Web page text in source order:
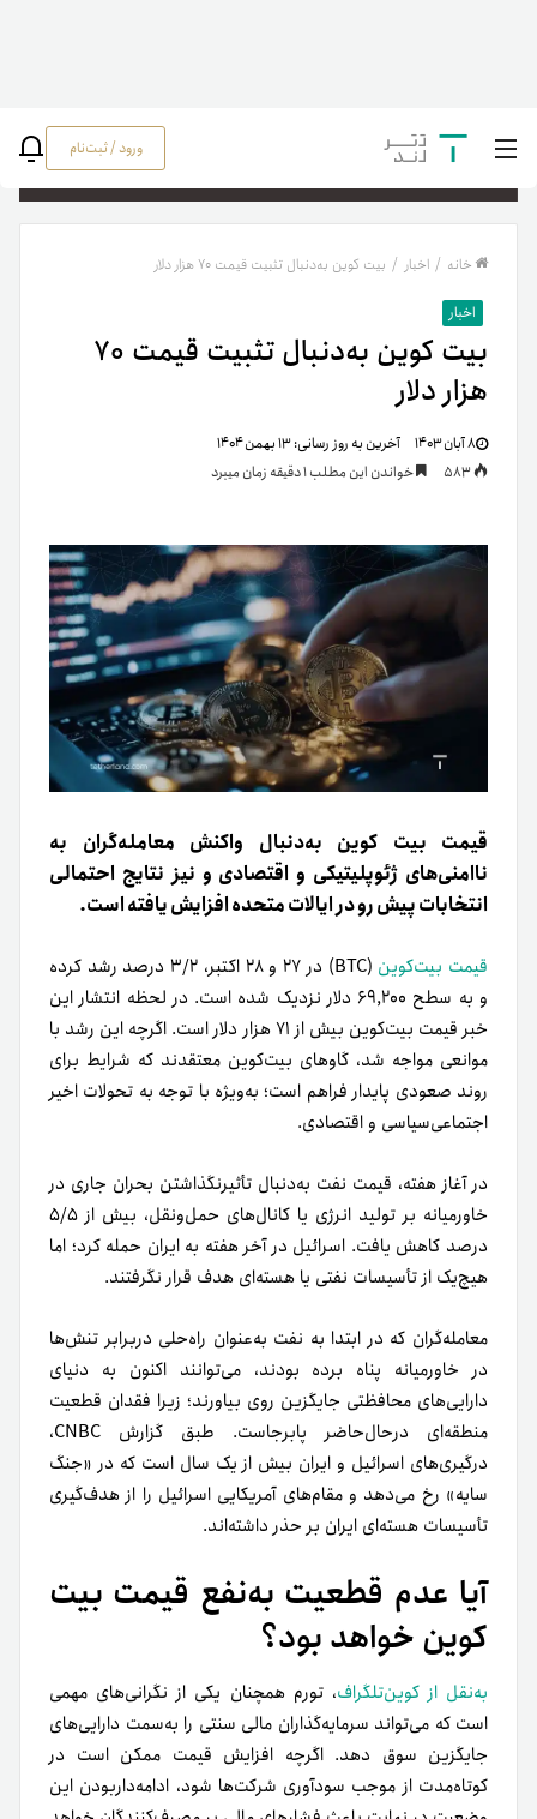
ورود / ثبت‌نام
خانه / اخبار / بیت کوین به‌دنبال تثبیت قیمت ۷۰ هزار دلار
اخبار
بیت کوین به‌دنبال تثبیت قیمت ۷۰
هزار دلار
۸ آبان ۱۴۰۳ آخرین به روز رسانی:۱۳ بهمن ۱۴۰۴
خواندن این مطلب 1 دقیقه زمان میبرد
قیمت بیت کوین به‌دنبال واکنش معامله‌گران به
ناامنی‌های ژئوپلیتیکی و اقتصادی و نیز نتایج احتمالی
انتخابات پیش رو در ایالات متحده افزایش یافته است.
قیمت بیت‌کوین
(BTC) در ۲۷ و ۲۸ اکتبر، ۳/۲ درصد رشد کرده
و به سطح ۶۹,۲۰۰ دلار نزدیک شده است. در لحظه انتشار این
خبر قیمت بیت‌کوین بیش از ۷۱ هزار دلار است. اگرچه این رشد با
موانعی مواجه شد، گاوهای بیت‌کوین معتقدند که شرایط برای
روند صعودی پایدار فراهم است؛ به‌ویژه با توجه به تحولات اخیر
اجتماعی‌سیاسی و اقتصادی.
در آغاز هفته، قیمت نفت به‌دنبال تأثیر‌نگذاشتن بحران جاری در
خاورمیانه بر تولید انرژی یا کانال‌های حمل‌و‌نقل، بیش از ۵/۵
درصد کاهش یافت. اسرائیل در آخر هفته به ایران حمله کرد؛ اما
هیچ‌یک از تأسیسات نفتی یا هسته‌ای هدف قرار نگرفتند.
معامله‌گران که در ابتدا به نفت به‌عنوان راه‌حلی در‌برابر تنش‌ها
در خاورمیانه پناه برده بودند، می‌توانند اکنون به دنیای
دارایی‌های محافظتی جایگزین روی بیاورند؛ زیرا فقدان قطعیت
منطقه‌ای در‌حال‌حاضر پابرجاست. طبق گزارش CNBC،
درگیری‌های اسرائیل و ایران بیش از یک سال است که در «جنگ
سایه» رخ می‌دهد و مقام‌های آمریکایی اسرائیل را از هدف‌گیری
تأسیسات هسته‌ای ایران بر حذر داشته‌اند.
آیا عدم قطعیت به‌نفع قیمت بیت
کوین خواهد بود؟
به‌نقل از کوین‌تلگراف، تورم همچنان یکی از نگرانی‌های مهمی
است که می‌تواند سرمایه‌گذاران مالی سنتی را به‌سمت دارایی‌های
جایگزین سوق دهد. اگرچه افزایش قیمت‌ ممکن است در
کوتاه‌مدت از موجب سودآوری شرکت‌ها شود، ادامه‌داربودن این